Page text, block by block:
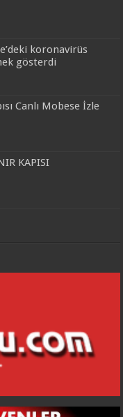
koronavirüs
gösterdi
Canlı Mobese İzle
KAPISI